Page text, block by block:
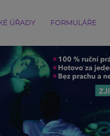
ÚŘADY FORMULÁŘE